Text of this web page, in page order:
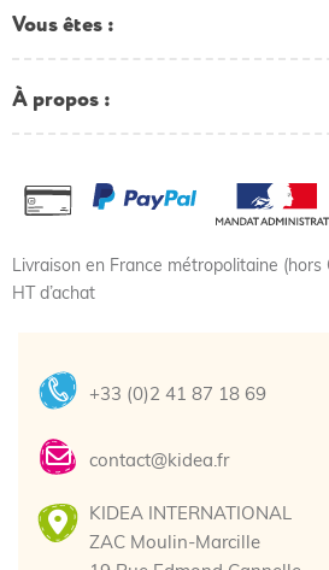
Vous êtes
À propos
Livraison en France métropolitaine
HT d’achat
+33 (0)2 41 87 18 69
contact@kidea.fr
KIDEA INTERNATIONAL
ZAC Moulin-Marcille